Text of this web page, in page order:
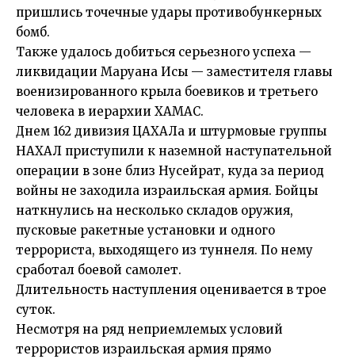
пришлись точечные удары противобункерных
бомб.
Также удалось добиться серьезного успеха —
ликвидации Маруана Исы — заместителя главы
военизированного крыла боевиков и третьего
человека в иерархии ХАМАС.
Днем 162 дивизия ЦАХАЛа и штурмовые группы
НАХАЛ приступили к наземной наступательной
операции в зоне близ Нусейрат, куда за период
войны не заходила израильская армия. Бойцы
наткнулись на несколько складов оружия,
пусковые ракетные установки и одного
террориста, выходящего из туннеля. По нему
сработал боевой самолет.
Длительность наступления оценивается в трое
суток.
Несмотря на ряд неприемлемых условий
террористов израильская армия прямо